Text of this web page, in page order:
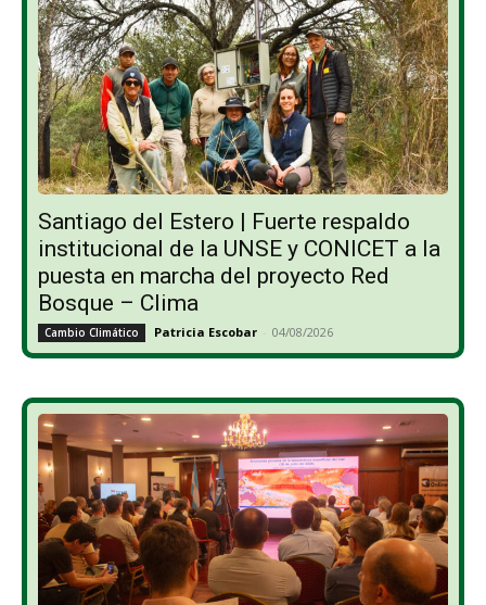
Santiago del Estero | Fuerte respaldo
institucional de la UNSE y CONICET a la
puesta en marcha del proyecto Red
Bosque – Clima
Cambio Climático Patricia Escobar - 04/08/2026